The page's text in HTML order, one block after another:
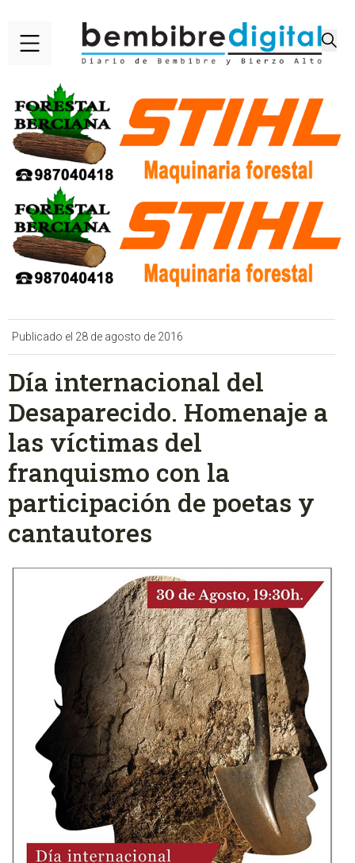
Publicado el 28 de agosto de 2016
Día internacional del
Desaparecido. Homenaje a
las víctimas del
franquismo con la
participación de poetas y
cantautores